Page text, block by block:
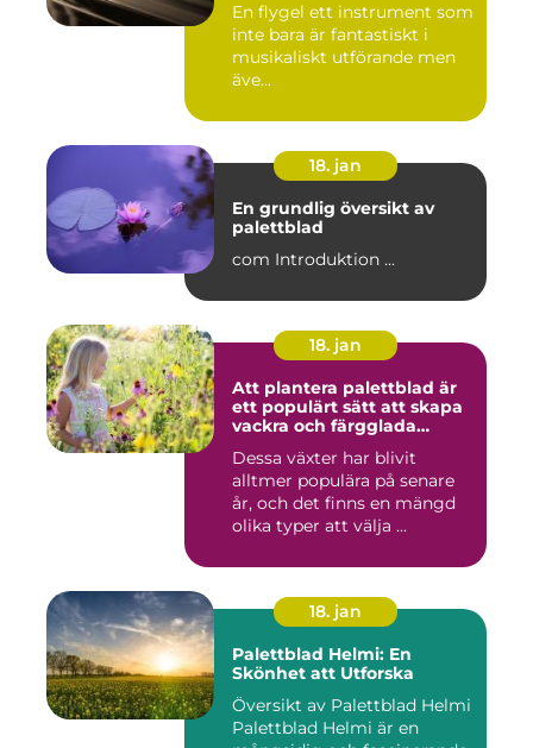
En flygel ett instrument som
inte bara är fantastiskt i
musikaliskt utförande men
äve...
18. jan
En grundlig översikt av
palettblad
com Introduktion ...
18. jan
Att plantera palettblad är
ett populärt sätt att skapa
vackra och färgglada
inomhusmiljöer
Dessa växter har blivit
alltmer populära på senare
år, och det finns en mängd
olika typer att välja ...
18. jan
Palettblad Helmi: En
Skönhet att Utforska
Översikt av Palettblad Helmi
Palettblad Helmi är en